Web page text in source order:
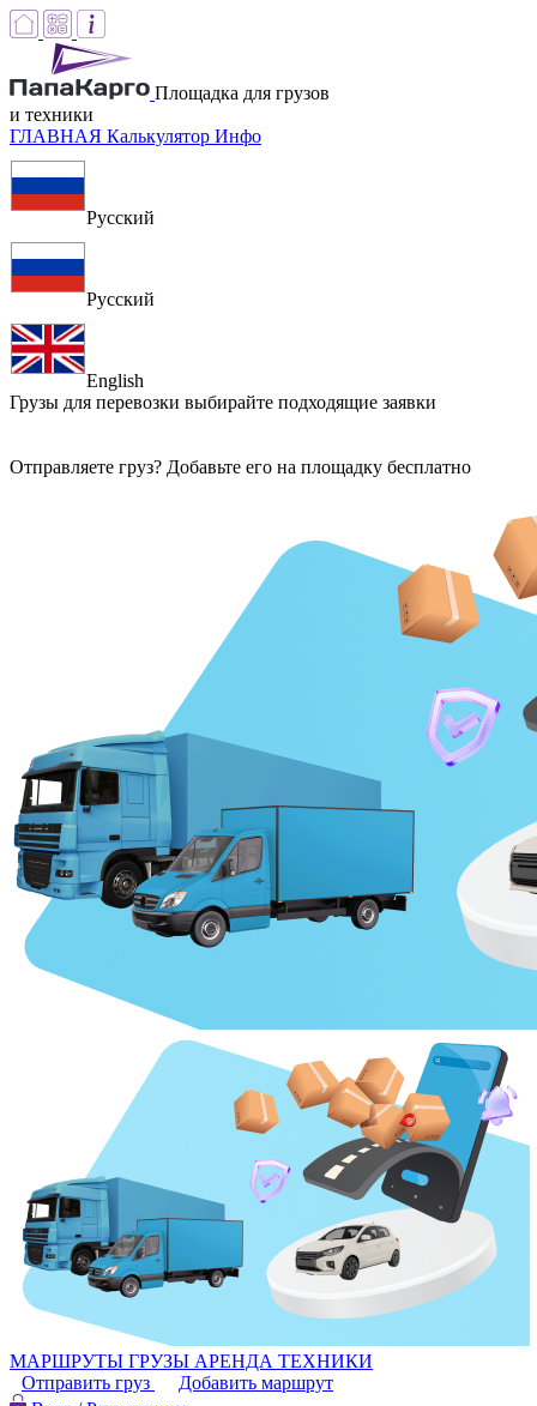
Площадка для грузов
и техники
ГЛАВНАЯ Калькулятор Инфо
Русский
Русский
English
Грузы для перевозки выбирайте подходящие заявки
Отправляете груз? Добавьте его на площадку бесплатно
МАРШРУТЫ ГРУЗЫ АРЕНДА ТЕХНИКИ
Отправить груз
Добавить маршрут